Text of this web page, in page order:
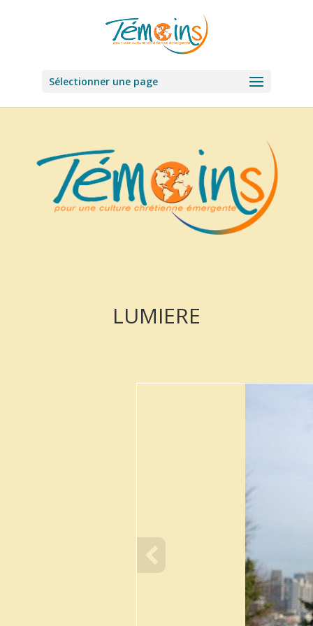
Sélectionner une page
LUMIERE